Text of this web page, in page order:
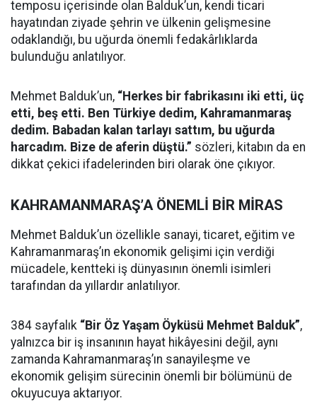
temposu içerisinde olan Balduk’un, kendi ticari
hayatından ziyade şehrin ve ülkenin gelişmesine
odaklandığı, bu uğurda önemli fedakârlıklarda
bulunduğu anlatılıyor.
Mehmet Balduk’un, “Herkes bir fabrikasını iki etti, üç
etti, beş etti. Ben Türkiye dedim, Kahramanmaraş
dedim. Babadan kalan tarlayı sattım, bu uğurda
harcadım. Bize de aferin düştü.” sözleri, kitabın da en
dikkat çekici ifadelerinden biri olarak öne çıkıyor.
KAHRAMANMARAŞ’A ÖNEMLİ BİR MİRAS
Mehmet Balduk’un özellikle sanayi, ticaret, eğitim ve
Kahramanmaraş’ın ekonomik gelişimi için verdiği
mücadele, kentteki iş dünyasının önemli isimleri
tarafından da yıllardır anlatılıyor.
384 sayfalık “Bir Öz Yaşam Öyküsü Mehmet Balduk”,
yalnızca bir iş insanının hayat hikâyesini değil, aynı
zamanda Kahramanmaraş’ın sanayileşme ve
ekonomik gelişim sürecinin önemli bir bölümünü de
okuyucuya aktarıyor.